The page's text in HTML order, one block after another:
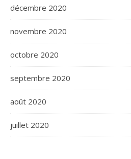
décembre 2020
novembre 2020
octobre 2020
septembre 2020
août 2020
juillet 2020